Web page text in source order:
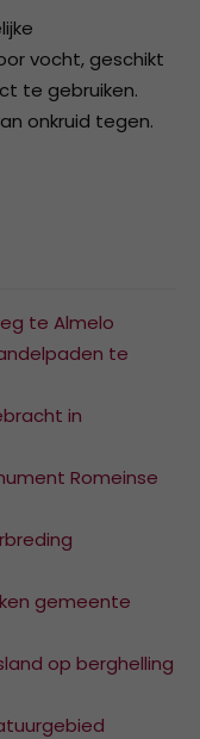
vocht, geschikt
te gebruiken.
onkruid tegen.
te Almelo
te
in
Romeinse
gemeente
op berghelling